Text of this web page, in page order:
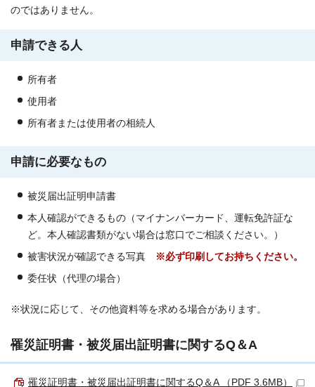
のではありません。
申請できる人
所有者
使用者
所有者または使用者の相続人
申請に必要なもの
被災届出証明申請書
本人確認ができるもの（マイナンバーカード、運転免許証な
ど。本人確認書類がない場合は窓口でご相談ください。）
被害状況が確認できる写真 ※必ず印刷してお持ちください。
委任状（代理の場合）
※状況に応じて、その他資料等を求める場合があります。
罹災証明書・被災届出証明書に関するQ＆A
罹災証明書・被災届出証明書に関するQ＆A （PDF 3.6MB）